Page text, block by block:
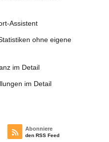
Assistent
ohne eigene
im Detail
im Detail
Abonniere
den RSS Feed